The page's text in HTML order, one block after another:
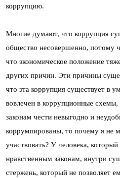
коррупцию.
Многие думают, что коррупция
общество несовершенно, потому
что экономическое положение
других причин. Эти причины
что эта коррупция существует в
вовлечен в коррупционные
законам чести невыгодно и
коррумпированы, то почему я не
участвовать? У человека,
нравственным законам, внутри
стержень, который не позволяет